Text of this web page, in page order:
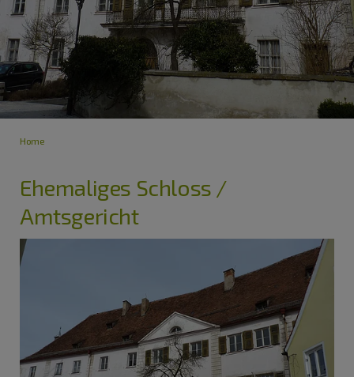
Home
Ehemaliges Schloss /
Amtsgericht